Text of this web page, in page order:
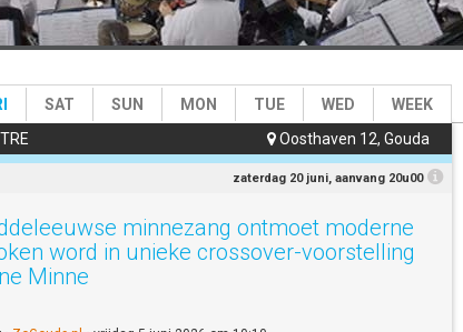
SAT SUN MON TUE WED WEEK
Oosthaven 12, Gouda
zaterdag 20 juni, aanvang 20u00
minnezang ontmoet moderne
word in unieke crossover-voorstelling
Minne